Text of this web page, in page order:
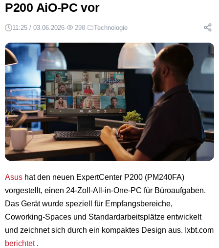
P200 AiO-PC vor
11:25 / 03.06.2026· 298· Technologie
Asus hat den neuen ExpertCenter P200 (PM240FA)
vorgestellt, einen 24-Zoll-All-in-One-PC für Büroaufgaben.
Das Gerät wurde speziell für Empfangsbereiche,
Coworking-Spaces und Standardarbeitsplätze entwickelt
und zeichnet sich durch ein kompaktes Design aus. Ixbt.com
berichtet.